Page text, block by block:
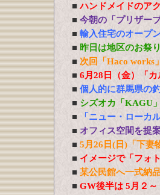
■ ハンドメイドのア
■ 今朝の「プリザー
■ 輸入住宅のオープ
■ 昨日は地区のお祭
■ 次回「Haco works
■ 6月28日（金）「
■ 個人的に群馬県の
■ シズオカ「KAGU
■
「ニュー・ローカ
■ オフィス空間を提
■ 5月26日(日)「下妻
■ イメージで「フォ
■ 某公民館へ一式納
■ GW後半は 5月２